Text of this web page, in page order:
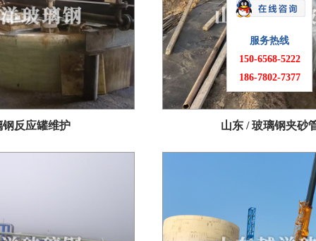
钢反应罐维护 山东 / 玻璃钢夹砂
服务热线
150-6568-5222
186-7802-7377